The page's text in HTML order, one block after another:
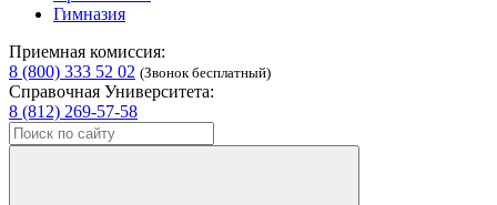
Гимназия
Приемная комиссия:
8 (800) 333 52 02 (Звонок бесплатный)
Справочная Университета:
8 (812) 269-57-58